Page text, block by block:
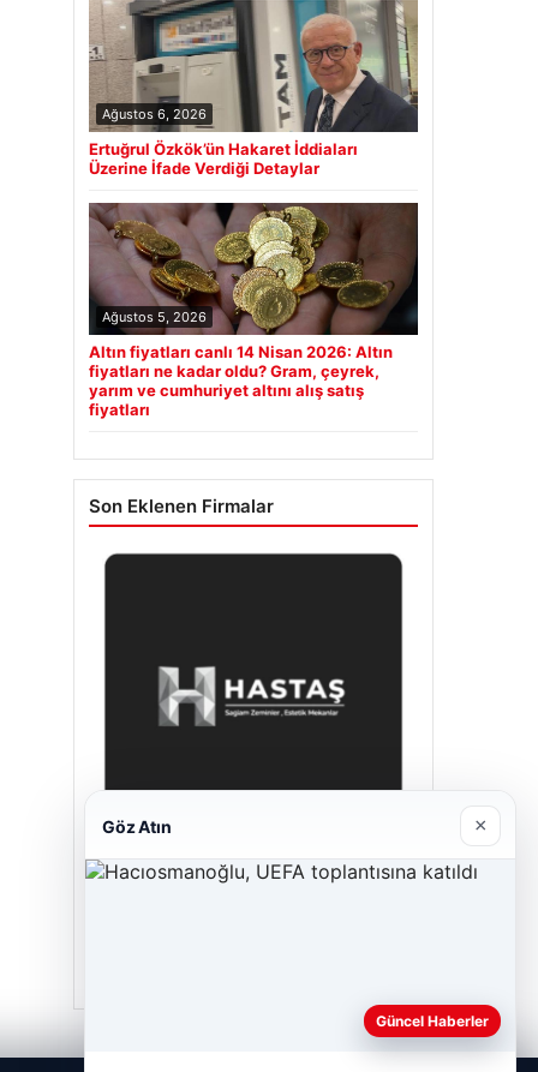
Ağustos 6, 2026
Ertuğrul Özkök’ün Hakaret İddiaları
Üzerine İfade Verdiği Detaylar
Ağustos 5, 2026
Altın fiyatları canlı 14 Nisan 2026: Altın
fiyatları ne kadar oldu? Gram, çeyrek,
yarım ve cumhuriyet altını alış satış
fiyatları
Son Eklenen Firmalar
Prenses Night Club
Göz Atın ×
Güncel Haberler